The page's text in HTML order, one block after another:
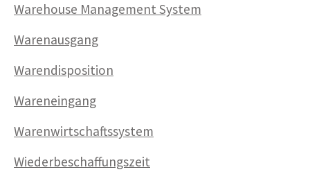
Warehouse Management System
Warenausgang
Warendisposition
Wareneingang
Warenwirtschaftssystem
Wiederbeschaffungszeit